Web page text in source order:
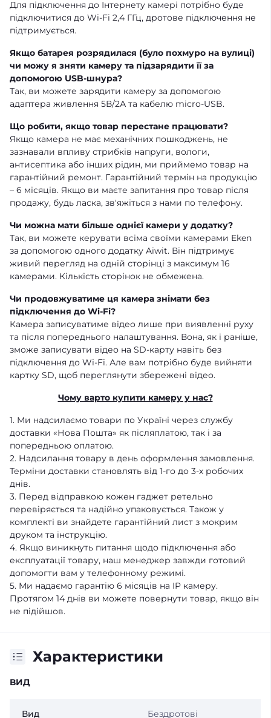
Для підключення до Інтернету камері потрібно буде
підключитися до Wi-Fi 2,4 ГГц, дротове підключення не
підтримується.
Якщо батарея розрядилася (було похмуро на вулиці)
чи можу я зняти камеру та підзарядити її за
допомогою USB-шнура?
Так, ви можете зарядити камеру за допомогою
адаптера живлення 5В/2А та кабелю micro-USB.
Що робити, якщо товар перестане працювати?
Якщо камера не має механічних пошкоджень, не
зазнавали впливу стрибків напруги, вологи,
антисептика або інших рідин, ми приймемо товар на
гарантійний ремонт. Гарантійний термін на продукцію
– 6 місяців. Якщо ви маєте запитання про товар після
продажу, будь ласка, зв'яжіться з нами по телефону.
Чи можна мати більше однієї камери у додатку?
Так, ви можете керувати всіма своїми камерами Eken
за допомогою одного додатку Aiwit. Він підтримує
живий перегляд на одній сторінці з максимум 16
камерами. Кількість сторінок не обмежена.
Чи продовжуватиме ця камера знімати без
підключення до Wi-Fi?
Камера записуватиме відео лише при виявленні руху
та після попереднього налаштування. Вона, як і раніше,
зможе записувати відео на SD-карту навіть без
підключення до Wi-Fi. Але вам потрібно буде вийняти
картку SD, щоб переглянути збережені відео.
Чому варто купити камеру у нас?
1. Ми надсилаємо товари по Україні через службу
доставки «Нова Пошта» як післяплатою, так і за
попередньою оплатою.
2. Надсилання товару в день оформлення замовлення.
Терміни доставки становлять від 1-го до 3-х робочих
днів.
3. Перед відправкою кожен гаджет ретельно
перевіряється та надійно упаковується. Також у
комплекті ви знайдете гарантійний лист з мокрим
друком та інструкцію.
4. Якщо виникнуть питання щодо підключення або
експлуатації товару, наш менеджер завжди готовий
допомогти вам у телефонному режимі.
5. Ми надаємо гарантію 6 місяців на IP камеру.
Протягом 14 днів ви можете повернути товар, якщо він
не підійшов.
Характеристики
ВИД
Вид Бездротові